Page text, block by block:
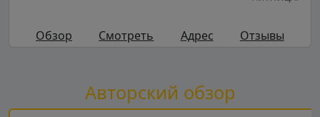
Обзор Смотреть Адрес Отзывы
Авторский обзор